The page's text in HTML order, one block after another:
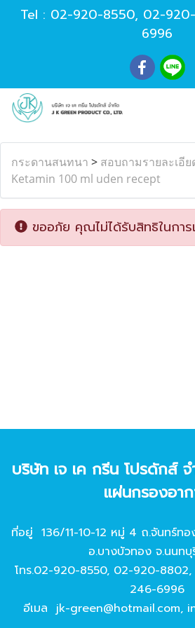
Tel : 02-920-8550, 02-
6996
กระดานสนทนา > สอบถามรายละเอีย
Ketamin 100 ml uden recept
ขออภัย คุณไม่ได้รับสิทธิในการ
บริษัท เจ เค กรีน โปรดักส์
แผ่นกรองอา
ที่อยู่ 136/11-10-12 หมู่ 4 ถ.จันทร์ท
อ.บางบัวทอง จ.นนทบุ
โทร.02-920-8550, 02-920-8802,
246-6996
อีเมล jk-green@hotmail.com,